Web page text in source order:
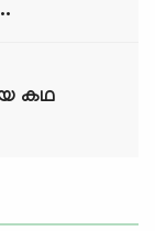
കഥ